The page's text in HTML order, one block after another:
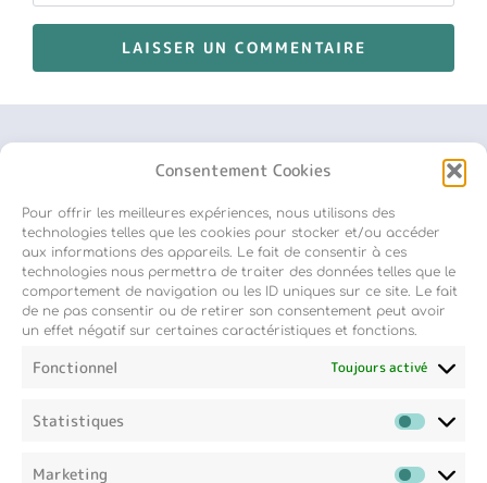
Consentement Cookies
Pour offrir les meilleures expériences, nous utilisons des
technologies telles que les cookies pour stocker et/ou accéder
aux informations des appareils. Le fait de consentir à ces
technologies nous permettra de traiter des données telles que le
comportement de navigation ou les ID uniques sur ce site. Le fait
de ne pas consentir ou de retirer son consentement peut avoir
un effet négatif sur certaines caractéristiques et fonctions.
Fonctionnel Toujours activé
Statistiques
Marketing
Inscription newsletter